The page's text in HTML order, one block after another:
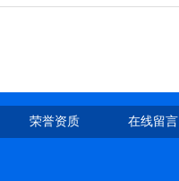
荣誉资质 在线留言